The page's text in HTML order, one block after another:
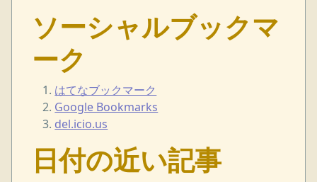
ソーシャルブックマ
ーク
はてなブックマーク
Google Bookmarks
del.icio.us
日付の近い記事